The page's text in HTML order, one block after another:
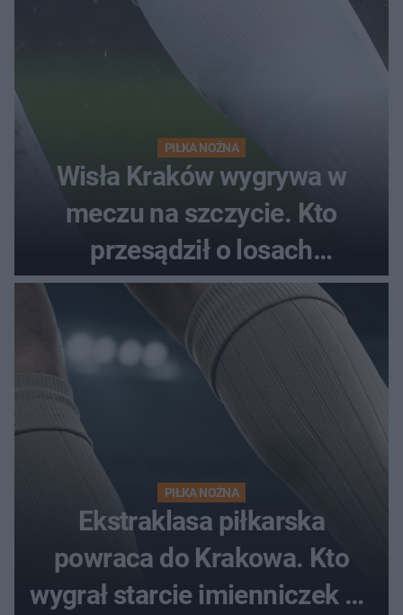
PIŁKA NOŻNA
Wisła Kraków wygrywa w
meczu na szczycie. Kto
przesądził o losach
spotkania?
PIŁKA NOŻNA
Ekstraklasa piłkarska
powraca do Krakowa. Kto
wygrał starcie imienniczek na